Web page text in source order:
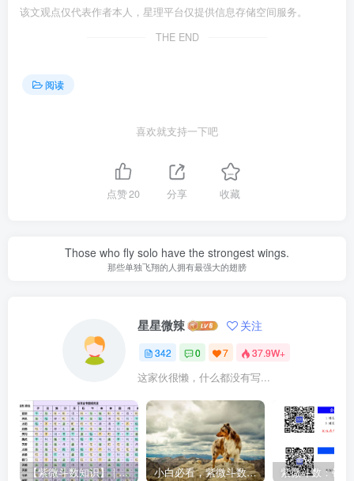
该文观点仅代表作者本人，星理平台仅提供信息存储空间服务。
THE END
阅读
喜欢就支持一下吧
点赞20 分享 收藏
Those who fly solo have the strongest wings.
那些单独飞翔的人拥有最强大的翅膀
星星微辣 关注
342 0 7 37.9W+
这家伙很懒，什么都没有写...
【紫微斗数知识】 | “庙旺得利平不陷”的含义 小白必看，紫微斗数入门书籍推荐！